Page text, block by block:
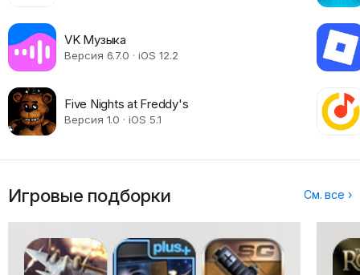
VK Музыка
Версия 6.7.0 · iOS 12.2
Five Nights at Freddy's
Версия 1.0 · iOS 5.1
Игровые подборки См. все ›